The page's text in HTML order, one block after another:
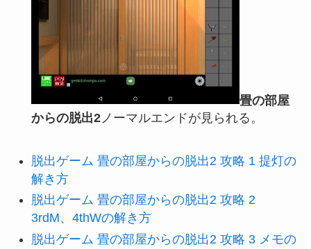
畳の部屋
からの脱出2ノーマルエンドが見られる。
脱出ゲーム 畳の部屋からの脱出2 攻略 1 提灯の
解き方
脱出ゲーム 畳の部屋からの脱出2 攻略 2
3rdM、4thWの解き方
脱出ゲーム 畳の部屋からの脱出2 攻略 3 メモの